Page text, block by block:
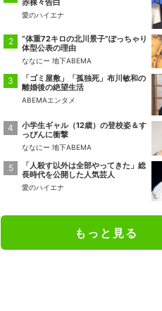
赤裸々告白
愛のハイエナ
“体重72キロの北川景子”ぽっちゃり
体型公表の理由
ななにー 地下ABEMA
「ゴミ屋敷」「孤独死」布川敏和の
離婚後の絶望生活
ABEMAエンタメ
小学生ギャル（12歳）の登校姿＆す
っぴんに衝撃
ななにー 地下ABEMA
「人殺す以外は全部やってきた」総
長時代を公開した人気芸人
愛のハイエナ
もっと見る